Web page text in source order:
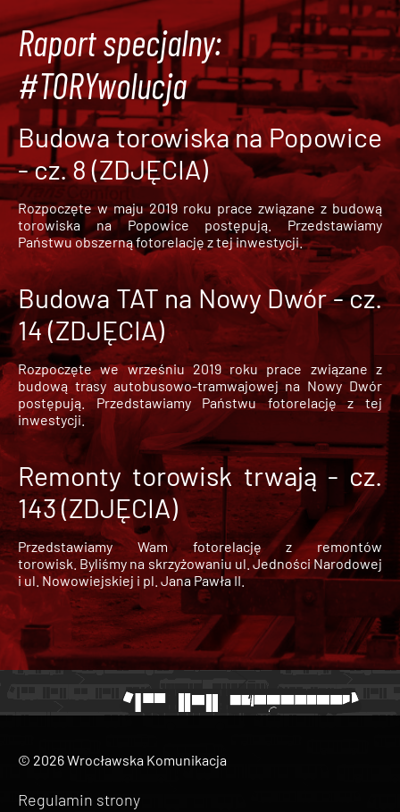
Raport specjalny:
#TORYwolucja
Budowa torowiska na Popowice
- cz. 8 (ZDJĘCIA)
Rozpoczęte w maju 2019 roku prace związane z budową
torowiska na Popowice
postępują. Przedstawiamy
Państwu obszerną fotorelację z tej inwestycji.
Budowa TAT na Nowy Dwór - cz.
14 (ZDJĘCIA)
Rozpoczęte we wrześniu 2019 roku prace związane z
budową trasy autobusowo-tramwajowej na Nowy Dwór
postępują. Przedstawiamy Państwu fotorelację z tej
inwestycji.
Remonty torowisk trwają - cz.
143 (ZDJĘCIA)
Przedstawiamy Wam fotorelację z remontów
torowisk. Byliśmy na skrzyżowaniu ul. Jedności Narodowej
i ul. Nowowiejskiej i pl. Jana Pawła II.
© 2026 Wrocławska Komunikacja
Regulamin strony